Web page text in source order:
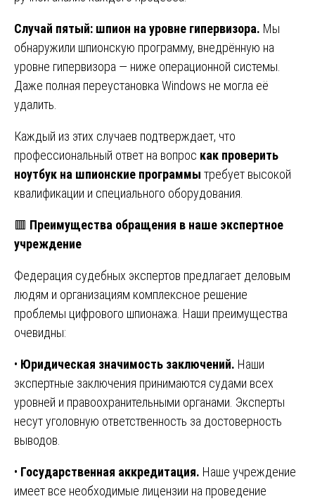
Случай пятый: шпион на уровне гипервизора. Мы
обнаружили шпионскую программу, внедрённую на
уровне гипервизора — ниже операционной системы.
Даже полная переустановка Windows не могла её
удалить.
Каждый из этих случаев подтверждает, что
профессиональный ответ на вопрос как проверить
ноутбук на шпионские программы требует высокой
квалификации и специального оборудования.
🟥 Преимущества обращения в наше экспертное
учреждение
Федерация судебных экспертов предлагает деловым
людям и организациям комплексное решение
проблемы цифрового шпионажа. Наши преимущества
очевидны:
• Юридическая значимость заключений. Наши
экспертные заключения принимаются судами всех
уровней и правоохранительными органами. Эксперты
несут уголовную ответственность за достоверность
выводов.
• Государственная аккредитация. Наше учреждение
имеет все необходимые лицензии на проведение